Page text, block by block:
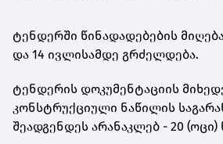
ტენდერში წინადადებების
და 14 ივლისამდე გრძელდება.
ტენდერის დოკუმენტაციის
კონსტრუქციული ნაწილის
შეადგენდეს არანაკლებ - 20 (ოცი)